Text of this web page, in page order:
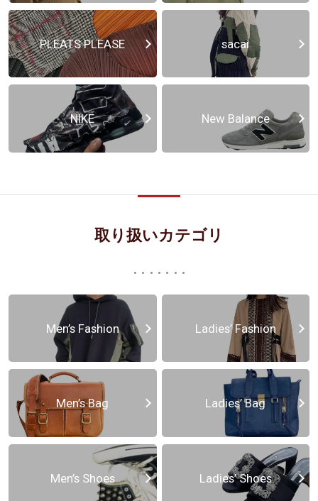
PLEATS PLEASE sacai
NIKE New Balance
取り扱いカテゴリ
Men’s Fashion Ladies’ Fashion
Men’s Bag Ladies’ Bag
Men’s Shoes Ladies’ Shoes